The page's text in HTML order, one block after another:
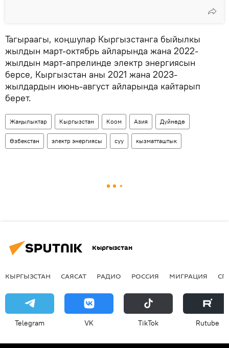
Тагыраагы, коңшулар Кыргызстанга быйылкы
жылдын март-октябрь айларында жана 2022-
жылдын март-апрелинде электр энергиясын
берсе, Кыргызстан аны 2021 жана 2023-
жылдардын июнь-август айларында кайтарып
берет.
Жаңылыктар Кыргызстан Коом Азия Дүйнөдө
Өзбекстан электр энергиясы суу кызматташтык
Кыргызстан
КЫРГЫЗСТАН САЯСАТ РАДИО РОССИЯ МИГРАЦИЯ
Telegram VK ТikТоk Rutube